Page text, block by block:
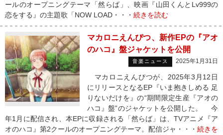
ールのオープニングテーマ「然らば」、映画『山田くんとLv999の
恋をする』の主題歌「NOW LOAD・・・ 続きを読む
マカロニえんぴつ、新作EPの『アオ
のハコ』盤ジャケットを公開
音楽ニュース 2025年1月31日
マカロニえんぴつが、2025年3月12日
にリリースとなるEP『いま抱きしめる 足
りないだけを』の“期間限定生産『アオの
ハコ』盤”のジャケットを公開した。 今
年1月に配信され、本EPに収録される「然らば」は、TVアニメ『ア
オのハコ』第2クールのオープニングテーマ。配信ジャ・・・ 続きを